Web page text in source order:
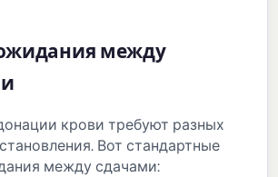
между
крови требуют разных
Вот стандартные
между сдачами: